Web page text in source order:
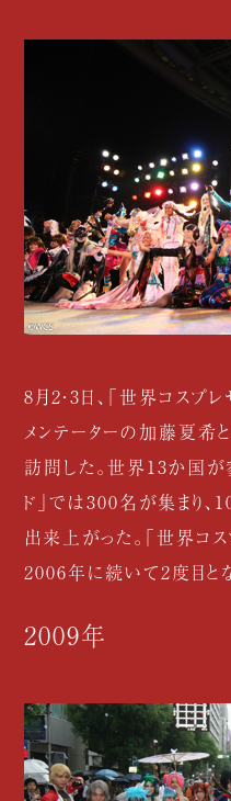
8月2・3日、「世界コスプレ
メンテーターの加藤夏
訪問した。世界13か国が
ド」では300名が集まり
出来上がった。「世界コス
2006年に続いて2度目と
2009年